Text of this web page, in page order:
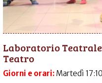
Laboratorio
Teatro
Giorni e orari: Martedì